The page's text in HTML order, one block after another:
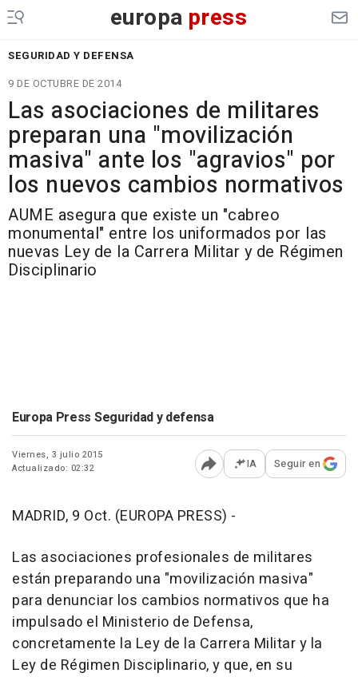
europa press
SEGURIDAD Y DEFENSA
9 DE OCTUBRE DE 2014
Las asociaciones de militares
preparan una "movilización
masiva" ante los "agravios" por
los nuevos cambios normativos
AUME asegura que existe un "cabreo
monumental" entre los uniformados por las
nuevas Ley de la Carrera Militar y de Régimen
Disciplinario
Europa Press Seguridad y defensa
Viernes, 3 julio 2015
Actualizado: 02:32
Abrir opciones para
IA Seguir en
MADRID, 9 Oct. (EUROPA PRESS) -
Las asociaciones profesionales de militares
están preparando una "movilización masiva"
para denunciar los cambios normativos que ha
impulsado el Ministerio de Defensa,
concretamente la Ley de la Carrera Militar y la
Ley de Régimen Disciplinario, y que, en su